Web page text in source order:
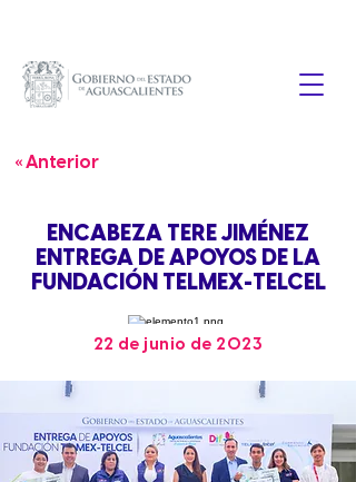
« Anterior
ENCABEZA TERE JIMÉNEZ
ENTREGA DE APOYOS DE LA
FUNDACIÓN TELMEX-TELCEL
22 de junio de 2023